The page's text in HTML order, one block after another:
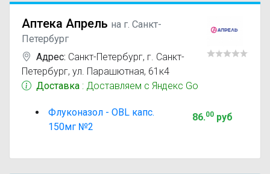
Аптека Апрель на г. Санкт-
Петербург
Адрес: Санкт-Петербург, г. Санкт-
Петербург, ул. Парашютная, 61к4
Доставка : Доставляем с Яндекс Go
Флуконазол - OBL капс.
150мг №2
86.00руб